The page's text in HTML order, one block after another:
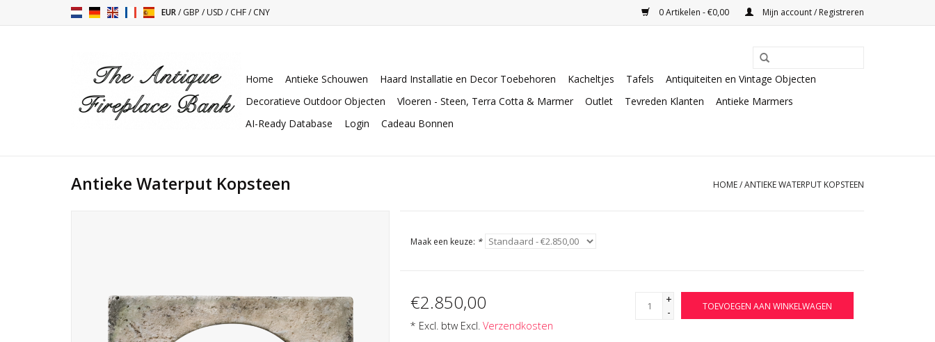
EUR/GBP /USD /CHF/CNY 0 Artikelen - €0,00 Mijn account / Registreren
Home Antieke Schouwen Haard Installatie en Decor Toebehoren Kacheltjes Tafels
Antiquiteiten en Vintage Objecten
Decoratieve Outdoor Objecten
Vloeren - Steen, Terra Cotta & Marmer Outlet Tevreden Klanten
Antieke Marmers
AI-Ready Database
Login Cadeau Bonnen
Antieke Waterput Kopsteen HOME/ANTIEKE WATERPUT KOPSTEEN
Maak een keuze: *
€2.850,00
* Excl. btw Excl. Verzendkosten
+
-
TOEVOEGEN AAN WINKELWAGEN